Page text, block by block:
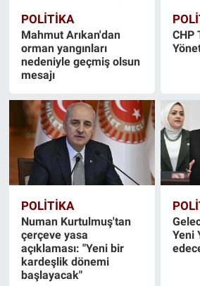
POLİTİKA
Mahmut Arıkan'dan
orman yangınları
nedeniyle geçmiş olsun
mesajı
CHP
POLİTİKA
Numan Kurtulmuş'tan
çerçeve yasa
açıklaması: "Yeni bir
kardeşlik dönemi
başlayacak"
Yeni